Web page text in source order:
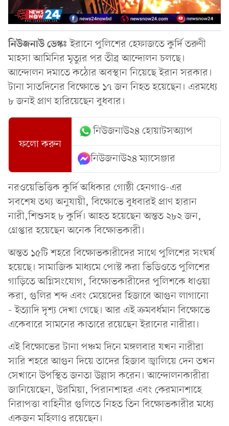
নিউজনাউ ডেস্কঃ ইরানে পুলিশের হেফাজতে কুর্দি তরুণী
মাহসা আমিনির মৃত্যুর পর তীব্র আন্দোলন চলছে।
আন্দোলন দমাতে কঠোর অবস্থান নিয়েছে ইরান সরকার।
টানা সাতদিনের বিক্ষোভে ১৭ জন নিহত হয়েছেন। এরমধ্যে
৮ জনই প্রাণ হারিয়েছেন বুধবার।
ফলো করুন
নিউজনাউ২৪ হোয়াটসঅ্যাপ
নিউজনাউ২৪ ম্যাসেঞ্জার
নরওয়েভিত্তিক কুর্দি অধিকার গোষ্ঠী হেনগাও-এর
সবশেষ তথ্য অনুযায়ী, বিক্ষোভে বুধবারই প্রাণ হারান
নারী,শিশুসহ ৮ কুর্দি। আহত হয়েছেন অন্তত ২৮২ জন,
গ্রেপ্তার হয়েছেন অনেক বিক্ষোভকারী।
অন্তত ১৫টি শহরে বিক্ষোভকারীদের সাথে পুলিশের সংঘর্ষ
হয়েছে। সামাজিক মাধ্যমে পোস্ট করা ভিডিওতে পুলিশের
গাড়িতে অগ্নিসংযোগ, বিক্ষোভকারীদের পুলিশকে ধাওয়া
করা, গুলির শব্দ এবং মেয়েদের হিজাবে আগুন লাগানো
- ইত্যাদি দৃশ্য দেখা গেছে। আর এই ক্রমবর্ধমান বিক্ষোভে
একেবারে সামনের কাতারে রয়েছেন ইরানের নারীরা।
এই বিক্ষোভের টানা পঞ্চম দিনে মঙ্গলবার যখন নারীরা
সারি শহরে আগুন দিয়ে তাদের হিজাব জ্বালিয়ে দেন তখন
সেখানে উপস্থিত জনতা উল্লাস করেন। আন্দোলনকারীরা
জানিয়েছেন, উরমিয়া, পিরানশাহর এবং কেরমানশাহে
নিরাপত্তা বাহিনীর গুলিতে নিহত তিন বিক্ষোভকারীর মধ্যে
একজন মহিলাও রয়েছেন।